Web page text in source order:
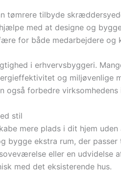
tømrere tilbyde
med at designe og
for både medarbejdere og
i erhvervsbyggeri.
og miljøvenlige
også forbedre virksomhedens
stil
mere plads i dit hjem
bygge ekstra rum, der passer
eller en udvidelse
med det eksisterende hus.